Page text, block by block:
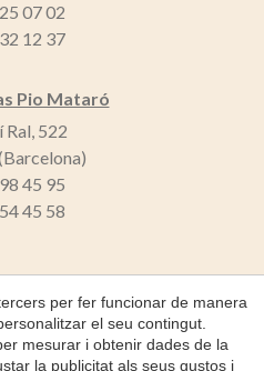
07 02
12 37
Pio Mataró
Ral, 522
45 95
45 58
© Chimeneas Pio
per fer funcionar de manera
el seu contingut.
mesurar i obtenir dades de la
la publicitat als seus gustos i
Acceptar totes